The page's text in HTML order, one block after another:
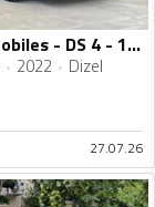
DS Automobiles - DS 4 - 1.5 HDI - 130 KS
2022 Dizel
27.07.26